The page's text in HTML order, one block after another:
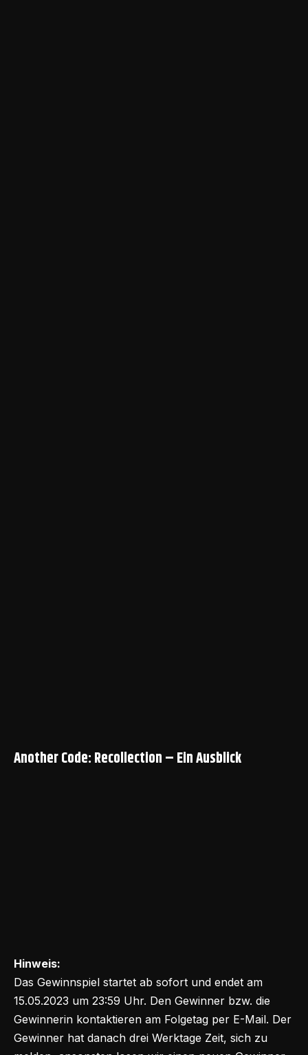
Another Code: Recollection – Ein Ausblick
Hinweis:
Das Gewinnspiel startet ab sofort und endet am
15.05.2023 um 23:59 Uhr. Den Gewinner bzw. die
Gewinnerin kontaktieren am Folgetag per E-Mail. Der
Gewinner hat danach drei Werktage Zeit, sich zu